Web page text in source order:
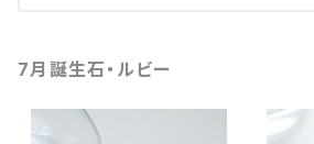
7月誕生石・ルビー